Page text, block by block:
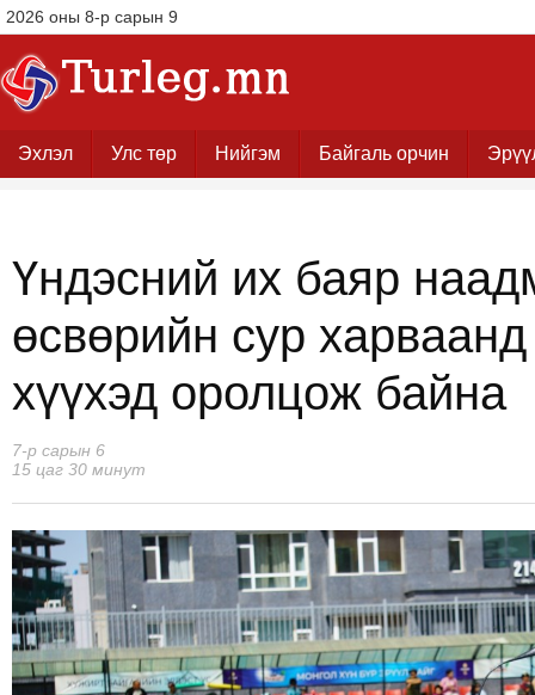
2026 оны 8-р сарын 9
Эхлэл Улс төр Нийгэм Байгаль орчин
Үндэсний их баяр
өсвөрийн сур
хүүхэд оролцож байна
7-р сарын 6
15 цаг 30 минут